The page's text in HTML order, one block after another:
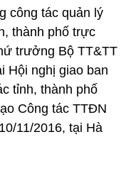
công tác quản lý
thành phố trực
trưởng Bộ TT&TT
Hội nghị giao ban
tỉnh, thành phố
Công tác TTĐN
11/2016, tại Hà